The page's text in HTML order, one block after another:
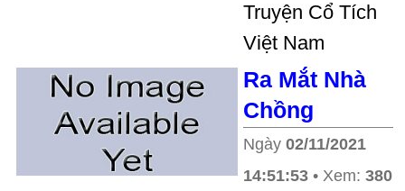
Truyện Cổ Tích
Việt Nam
Ra Mắt Nhà
Chồng
Ngày 02/11/2021
14:51:53 • Xem: 380